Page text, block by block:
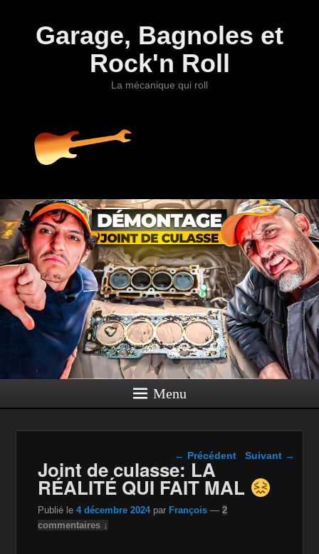
Garage, Bagnoles et
Rock'n Roll
La mécanique qui roll
Menu
Navigation dans les
← Précédent Suivant →
Joint de culasse: LA
RÉALITÉ QUI FAIT MAL
Publié le4 décembre 2024 par François —2
commentaires ↓